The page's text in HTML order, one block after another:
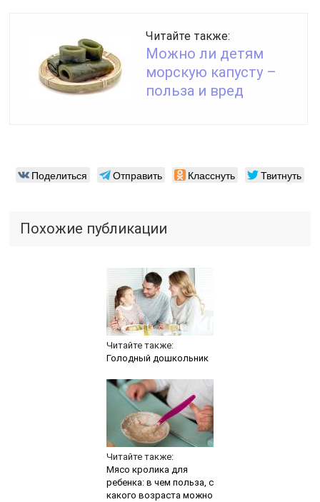
Читайте также:
Можно ли детям
морскую капусту –
польза и вред
Поделиться Отправить Класснуть Твитнуть
Похожие публикации
Читайте также:
Голодный дошкольник
Читайте также:
Мясо кролика для
ребенка: в чем польза, с
какого возраста можно